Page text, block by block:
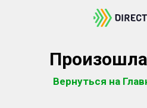
Вернуться на